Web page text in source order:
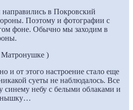
в Покровский
Поэтому и фотографии с
фоне. Обычно мы заходим в
и от этого настроение стало еще
суеты не наблюдалось. Все
синему небу с белыми облаками и